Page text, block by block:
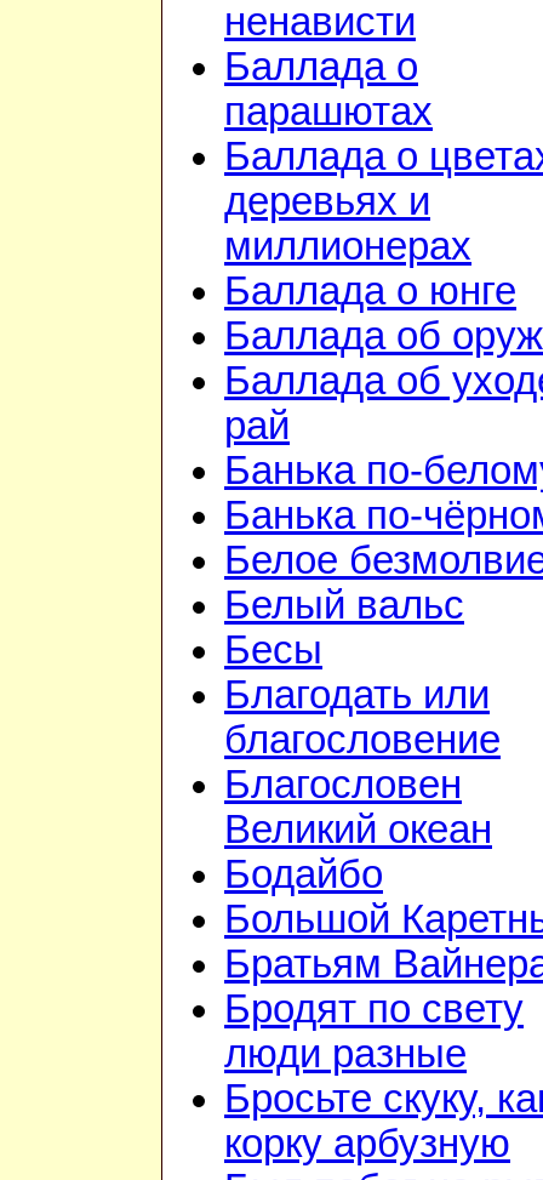
ненависти
Баллада о
парашютах
Баллада о
деревьях и
миллионерах
Баллада о юнге
Баллада об
Баллада об
рай
Банька по-
Банька по-
Белое
Белый вальс
Бесы
Благодать или
благословение
Благословен
Великий океан
Бодайбо
Большой
Братьям
Бродят по свету
люди разные
Бросьте скуку,
корку арбузную